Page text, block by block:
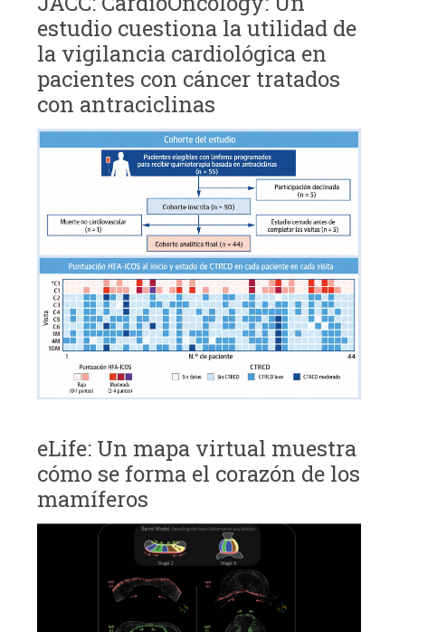
estudio cuestiona la utilidad de
la vigilancia cardiológica en
pacientes con cáncer tratados
con antraciclinas
eLife: Un mapa virtual muestra
cómo se forma el corazón de los
mamíferos